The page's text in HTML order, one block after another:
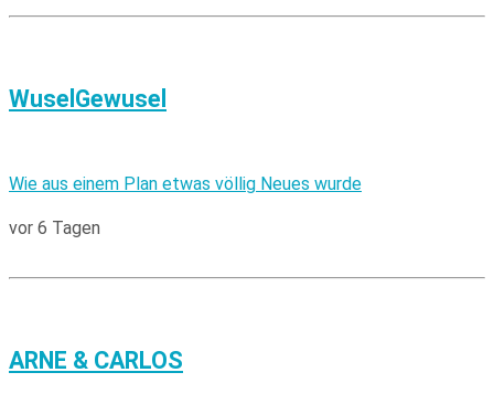
WuselGewusel
Wie aus einem Plan etwas völlig Neues wurde
vor 6 Tagen
ARNE & CARLOS